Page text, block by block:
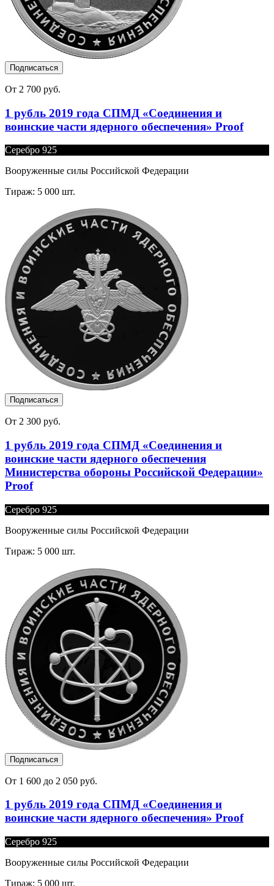
Подписаться
От 2 700 руб.
1 рубль 2019 года СПМД «Соединения и
воинские части ядерного обеспечения» Proof
Серебро 925
Вооруженные силы Российской Федерации
Тираж: 5 000 шт.
Подписаться
От 2 300 руб.
1 рубль 2019 года СПМД «Соединения и
воинские части ядерного обеспечения
Министерства обороны Российской Федерации»
Proof
Серебро 925
Вооруженные силы Российской Федерации
Тираж: 5 000 шт.
Подписаться
От 1 600 до 2 050 руб.
1 рубль 2019 года СПМД «Соединения и
воинские части ядерного обеспечения» Proof
Серебро 925
Вооруженные силы Российской Федерации
Тираж: 5 000 шт.